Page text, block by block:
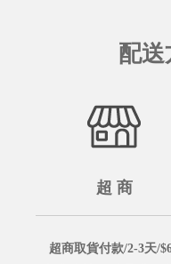
配送
超 商
超商取貨付款/2-3天/